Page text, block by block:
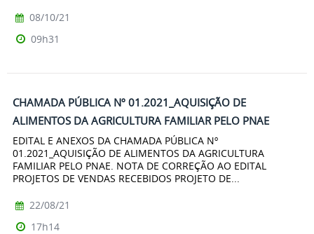
08/10/21
09h31
CHAMADA PÚBLICA Nº 01.2021_AQUISIÇÃO DE
ALIMENTOS DA AGRICULTURA FAMILIAR PELO PNAE
EDITAL E ANEXOS DA CHAMADA PÚBLICA Nº
01.2021_AQUISIÇÃO DE ALIMENTOS DA AGRICULTURA
FAMILIAR PELO PNAE. NOTA DE CORREÇÃO AO EDITAL
PROJETOS DE VENDAS RECEBIDOS PROJETO DE...
22/08/21
17h14